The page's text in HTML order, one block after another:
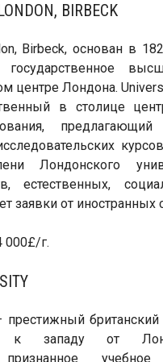
BIRBECK
Birbeck, основан в
государственное
центре Лондона.
в столице
Лондонского
естественных,
заявки от иностранных
000£/г.
престижный британский
к западу от
учебное